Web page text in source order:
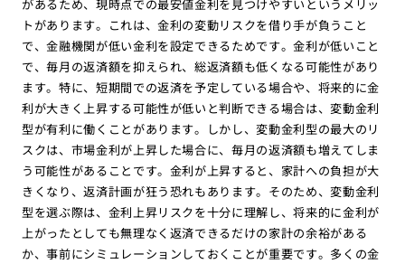
があるため、現時点での最安値金利を見つけやすいというメリッ
トがあります。これは、金利の変動リスクを借り手が負うこと
で、金融機関が低い金利を設定できるためです。金利が低いこと
で、毎月の返済額を抑えられ、総返済額も低くなる可能性があり
ます。特に、短期間での返済を予定している場合や、将来的に金
利が大きく上昇する可能性が低いと判断できる場合は、変動金利
型が有利に働くことがあります。しかし、変動金利型の最大のリ
スクは、市場金利が上昇した場合に、毎月の返済額も増えてしま
う可能性があることです。金利が上昇すると、家計への負担が大
きくなり、返済計画が狂う恐れもあります。そのため、変動金利
型を選ぶ際は、金利上昇リスクを十分に理解し、将来的に金利が
上がったとしても無理なく返済できるだけの家計の余裕がある
か、事前にシミュレーションしておくことが重要です。多くの金